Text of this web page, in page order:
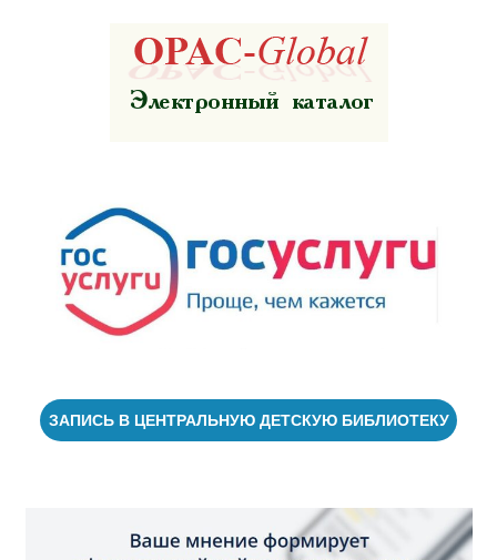
ЗАПИСЬ В ЦЕНТРАЛЬНУЮ ДЕТСКУЮ БИБЛИОТЕКУ